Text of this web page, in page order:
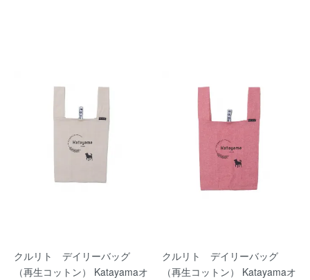
クルリト デイリーバッグ
（再生コットン） Katayamaオ
クルリト デイリーバッグ
（再生コットン） Katayamaオ